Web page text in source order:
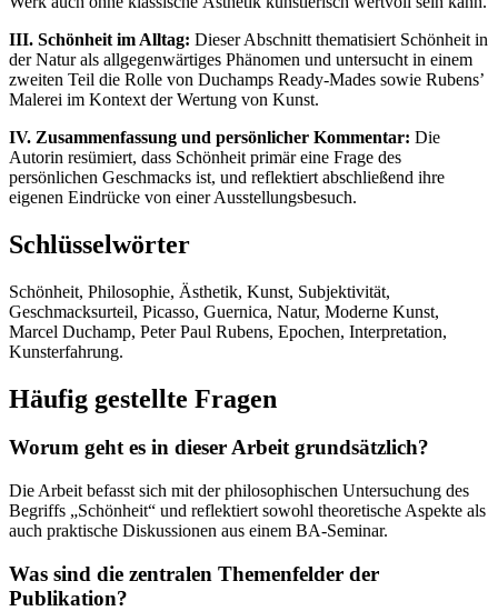
III. Schönheit im Alltag: Dieser Abschnitt thematisiert Schönheit in
der Natur als allgegenwärtiges Phänomen und untersucht in einem
zweiten Teil die Rolle von Duchamps Ready-Mades sowie Rubens’
Malerei im Kontext der Wertung von Kunst.
IV. Zusammenfassung und persönlicher Kommentar: Die
Autorin resümiert, dass Schönheit primär eine Frage des
persönlichen Geschmacks ist, und reflektiert abschließend ihre
eigenen Eindrücke von einer Ausstellungsbesuch.
Schlüsselwörter
Schönheit, Philosophie, Ästhetik, Kunst, Subjektivität,
Geschmacksurteil, Picasso, Guernica, Natur, Moderne Kunst,
Marcel Duchamp, Peter Paul Rubens, Epochen, Interpretation,
Kunsterfahrung.
Häufig gestellte Fragen
Worum geht es in dieser Arbeit grundsätzlich?
Die Arbeit befasst sich mit der philosophischen Untersuchung des
Begriffs „Schönheit“ und reflektiert sowohl theoretische Aspekte als
auch praktische Diskussionen aus einem BA-Seminar.
Was sind die zentralen Themenfelder der
Publikation?